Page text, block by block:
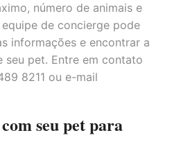
número de animais e
de concierge pode
informações e encontrar a
seu pet. Entre em contato
8211 ou e-mail
seu pet para